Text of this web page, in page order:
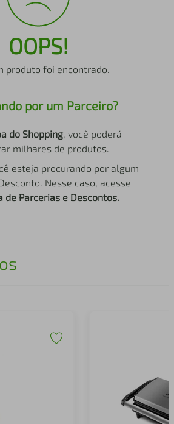
OOPS!
produto foi encontrado.
por um Parceiro?
do Shopping, você poderá
milhares de produtos.
esteja procurando por algum
Nesse caso, acesse
de Parcerias e Descontos.